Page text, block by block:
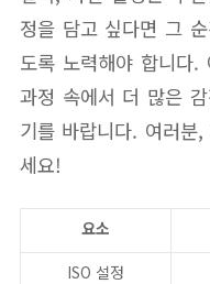
정을 담고 싶다면 그
도록 노력해야 합니다
과정 속에서 더 많은
기를 바랍니다. 여러분
세요!
요소
ISO 설정